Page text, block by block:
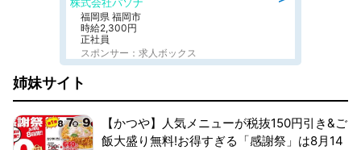
株式会社パソナ
福岡県 福岡市
時給2,300円
正社員
スポンサー：求人ボックス
姉妹サイト
【かつや】人気メニューが税抜150円引き&ご
飯大盛り無料!お得すぎる「感謝祭」は8月14